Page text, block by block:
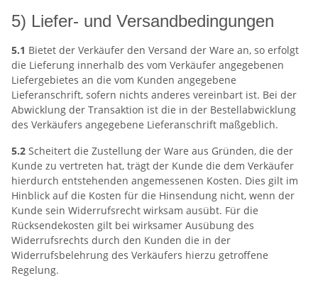
5) Liefer- und Versandbedingungen
5.1 Bietet der Verkäufer den Versand der Ware an, so erfolgt
die Lieferung innerhalb des vom Verkäufer angegebenen
Liefergebietes an die vom Kunden angegebene
Lieferanschrift, sofern nichts anderes vereinbart ist. Bei der
Abwicklung der Transaktion ist die in der Bestellabwicklung
des Verkäufers angegebene Lieferanschrift maßgeblich.
5.2 Scheitert die Zustellung der Ware aus Gründen, die der
Kunde zu vertreten hat, trägt der Kunde die dem Verkäufer
hierdurch entstehenden angemessenen Kosten. Dies gilt im
Hinblick auf die Kosten für die Hinsendung nicht, wenn der
Kunde sein Widerrufsrecht wirksam ausübt. Für die
Rücksendekosten gilt bei wirksamer Ausübung des
Widerrufsrechts durch den Kunden die in der
Widerrufsbelehrung des Verkäufers hierzu getroffene
Regelung.